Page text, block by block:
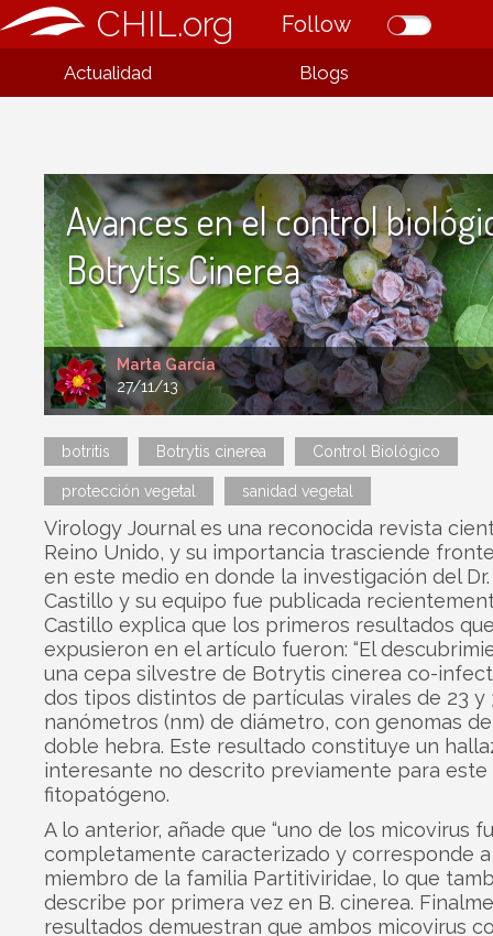
CHIL.org Follow
Actualidad Blogs
Marta García
27/11/13
Avances en el control
Botrytis Cinerea
botritis Botrytis cinerea Control Biológico
protección vegetal sanidad vegetal
Virology Journal es una reconocida revista
Reino Unido, y su importancia trasciende
en este medio en donde la investigación del
Castillo y su equipo fue publicada
Castillo explica que los primeros resultados
expusieron en el artículo fueron: “El
una cepa silvestre de Botrytis cinerea co-
dos tipos distintos de partículas virales de 23 y
nanómetros (nm) de diámetro, con genomas
doble hebra. Este resultado constituye un
interesante no descrito previamente para este
fitopatógeno.
A lo anterior, añade que “uno de los micovirus
completamente caracterizado y corresponde
miembro de la familia Partitiviridae, lo que
describe por primera vez en B. cinerea.
resultados demuestran que ambos micovirus